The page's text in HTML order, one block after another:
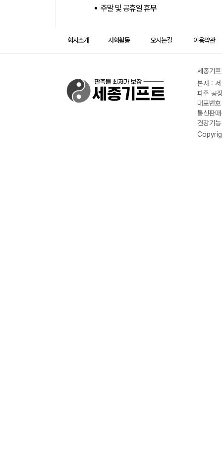
주말 및 공휴일 휴무
회사소개 사회활동 오시는길 이용약관
세종기
본사 :
파주 공
대표번
통신판
건강기